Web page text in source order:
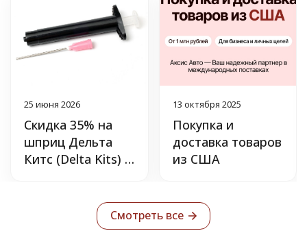
25 июня 2026
Скидка 35% на
шприц Дельта
Китс (Delta Kits) с
13 октября 2025
Покупка и
доставка товаров
из США
Смотреть все